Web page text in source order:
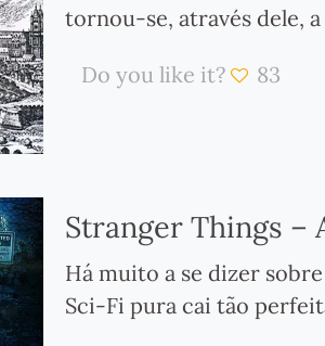
tornou-se, através dele,
Do you like it? 83
Stranger Things –
Há muito a se dizer
Sci-Fi pura cai tão